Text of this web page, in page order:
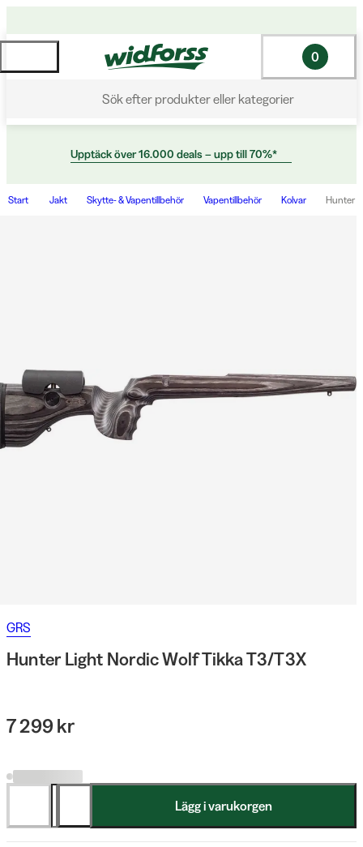
Sök efter produkter eller kategorier
0
Upptäck över 16.000 deals – upp till 70%*
Start Jakt Skytte- & Vapentillbehör Vapentillbehör Kolvar Hunter
GRS
Hunter Light Nordic Wolf Tikka T3/T3X
7 299 kr
Lägg i varukorgen